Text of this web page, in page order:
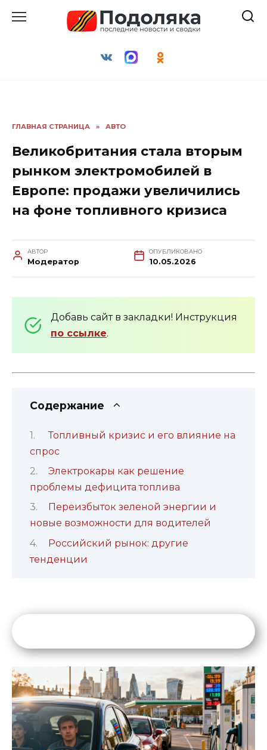
ГЛАВНАЯ СТРАНИЦА » АВТО
Великобритания стала вторым
рынком электромобилей в
Европе: продажи увеличились
на фоне топливного кризиса
АВТОР
Модератор
ОПУБЛИКОВАНО
10.05.2026
Добавь сайт в закладки! Инструкция
по ссылке.
Содержание
Топливный кризис и его влияние на
спрос
Электрокары как решение
проблемы дефицита топлива
Переизбыток зеленой энергии и
новые возможности для водителей
Российский рынок: другие
тенденции